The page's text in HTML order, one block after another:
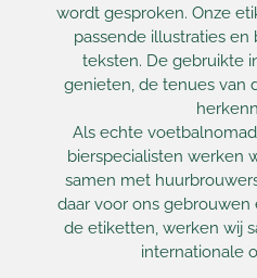
wordt gesproken. Onze
passende illustraties
teksten. De gebruikte
genieten, de tenues van
Als echte
bierspecialisten werken
samen met
daar voor ons gebrouwen
de etiketten, werken wij
internationale